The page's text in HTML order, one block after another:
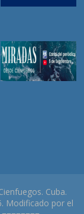
Cuba.
Modificado por el